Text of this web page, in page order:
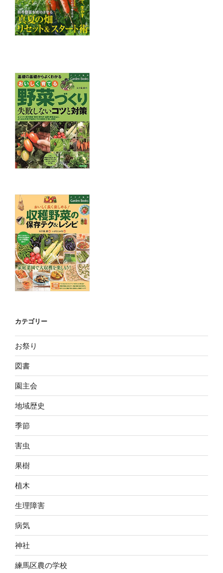
カテゴリー
お祭り
図書
園主会
地域歴史
季節
害虫
果樹
植木
生理障害
病気
神社
練馬区農の学校